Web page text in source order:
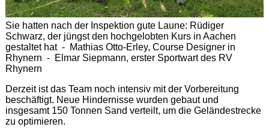
Sie hatten nach der Inspektion gute Laune: Rüdiger
Schwarz, der jüngst den hochgelobten Kurs in Aachen
gestaltet hat - Mathias Otto-Erley, Course Designer in
Rhynern - Elmar Siepmann, erster Sportwart des RV
Rhynern
Derzeit ist das Team noch intensiv mit der Vorbereitung
beschäftigt. Neue Hindernisse wurden gebaut und
insgesamt 150 Tonnen Sand verteilt, um die Geländestrecke
zu optimieren.